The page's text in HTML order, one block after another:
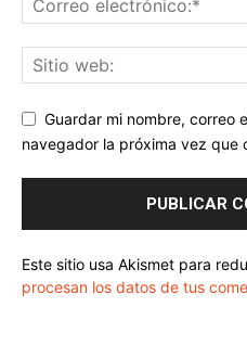
Guardar mi nombre, correo
navegador la próxima vez que
Este sitio usa Akismet para
procesan los datos de tus